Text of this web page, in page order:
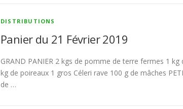
DISTRIBUTIONS
Panier du 21 Février 2019
GRAND PANIER 2 kgs de pomme de terre fermes 1 kg
kg de poireaux 1 gros Céleri rave 100 g de mâches
de …